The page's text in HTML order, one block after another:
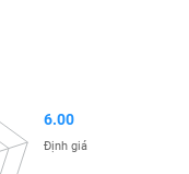
6.00
Định giá